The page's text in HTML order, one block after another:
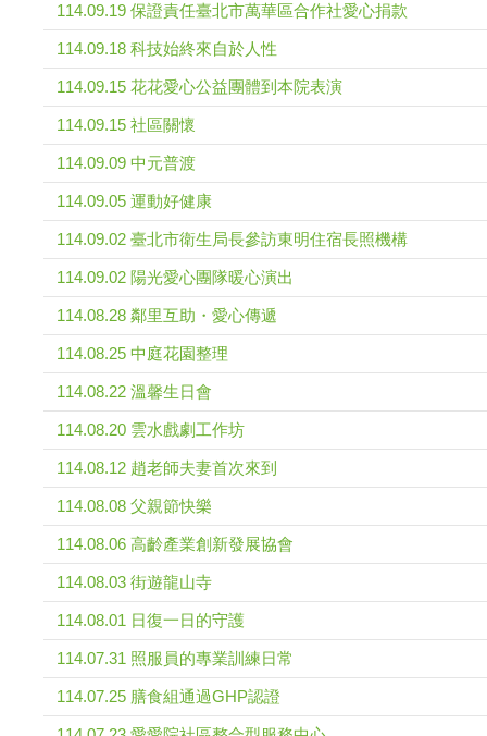
114.09.19 保證責任臺北市萬華區合作社愛心捐款
114.09.18 科技始終來自於人性
114.09.15 花花愛心公益團體到本院表演
114.09.15 社區關懷
114.09.09 中元普渡
114.09.05 運動好健康
114.09.02 臺北市衛生局長參訪東明住宿長照機構
114.09.02 陽光愛心團隊暖心演出
114.08.28 鄰里互助・愛心傳遞
114.08.25 中庭花園整理
114.08.22 溫馨生日會
114.08.20 雲水戲劇工作坊
114.08.12 趙老師夫妻首次來到
114.08.08 父親節快樂
114.08.06 高齡產業創新發展協會
114.08.03 街遊龍山寺
114.08.01 日復一日的守護
114.07.31 照服員的專業訓練日常
114.07.25 膳食組通過GHP認證